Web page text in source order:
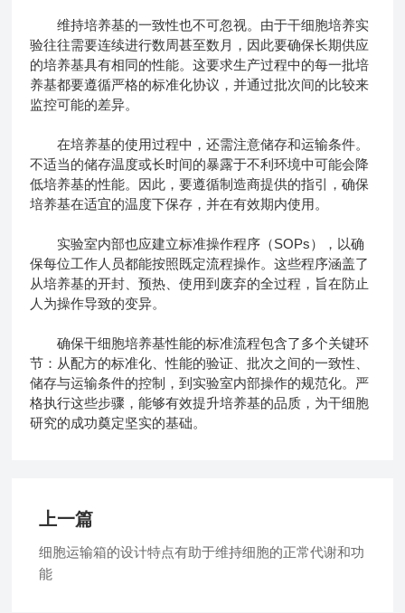
维持培养基的一致性也不可忽视。由于干细胞培养实
验往往需要连续进行数周甚至数月，因此要确保长期供应
的培养基具有相同的性能。这要求生产过程中的每一批培
养基都要遵循严格的标准化协议，并通过批次间的比较来
监控可能的差异。
在培养基的使用过程中，还需注意储存和运输条件。
不适当的储存温度或长时间的暴露于不利环境中可能会降
低培养基的性能。因此，要遵循制造商提供的指引，确保
培养基在适宜的温度下保存，并在有效期内使用。
实验室内部也应建立标准操作程序（SOPs），以确
保每位工作人员都能按照既定流程操作。这些程序涵盖了
从培养基的开封、预热、使用到废弃的全过程，旨在防止
人为操作导致的变异。
确保干细胞培养基性能的标准流程包含了多个关键环
节：从配方的标准化、性能的验证、批次之间的一致性、
储存与运输条件的控制，到实验室内部操作的规范化。严
格执行这些步骤，能够有效提升培养基的品质，为干细胞
研究的成功奠定坚实的基础。
上一篇
细胞运输箱的设计特点有助于维持细胞的正常代谢和功
能